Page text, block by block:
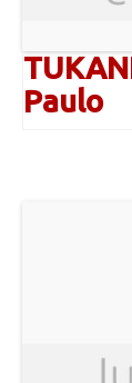
Paulo